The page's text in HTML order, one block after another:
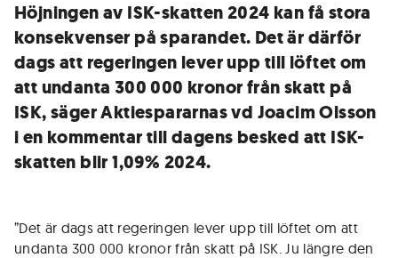
Höjningen av ISK-skatten 2024 kan få stora
konsekvenser på sparandet. Det är därför
dags att regeringen lever upp till löftet om
att undanta 300 000 kronor från skatt på
ISK, säger Aktiespararnas vd Joacim Olsson
i en kommentar till dagens besked att ISK-
skatten blir 1,09% 2024.
”Det är dags att regeringen lever upp till löftet om att
undanta 300 000 kronor från skatt på ISK. Ju längre den